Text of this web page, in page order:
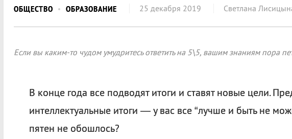
ОБЩЕСТВО ОБРАЗОВАНИЕ 25 декабря 2019 Светлана
Если вы каким-то чудом умудритесь ответить на 5\5, вашим знаниям пора
В конце года все подводят итоги и ставят новые цели.
интеллектуальные итоги — у вас все “лучше и быть не
пятен не обошлось?